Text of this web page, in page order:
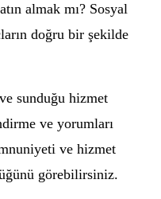
almak mı? Sosyal
doğru bir şekilde
sunduğu hizmet
ve yorumları
ve hizmet
görebilirsiniz.